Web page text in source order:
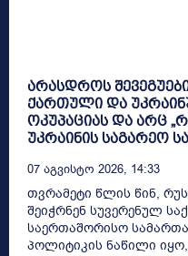
არასდროს
ქართული და
ოკუპაციას და არც
უკრაინის საგარეო
07 Აგვისტო 2026, 14:33
თვრამეტი წლის წინ,
შეიჭრნენ სუვერენულ
საერთაშორისო
პოლიტიკის ნაწილი